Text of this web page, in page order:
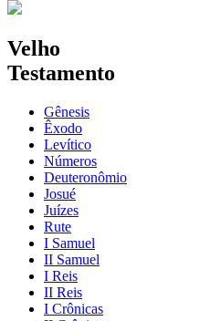
Velho
Testamento
Gênesis
Êxodo
Levítico
Números
Deuteronômio
Josué
Juízes
Rute
I Samuel
II Samuel
I Reis
II Reis
I Crônicas